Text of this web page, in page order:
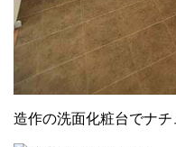
造作の洗面化粧台でナチ